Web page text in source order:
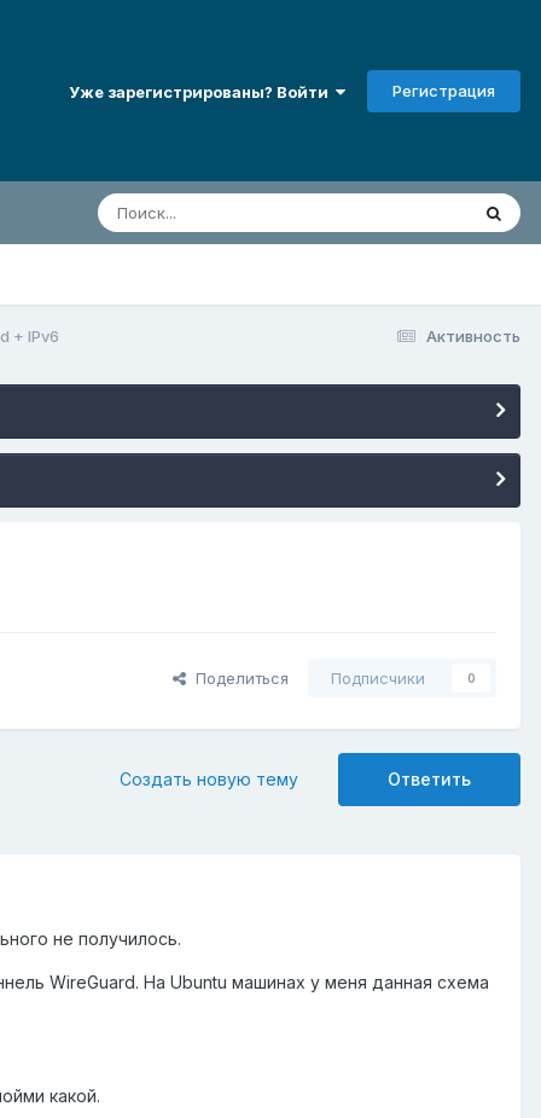
Уже зарегистрированы? Войти Регистрация
Активность
+ IPv6
Поделиться Подписчики 0
Ответить
Создать новую тему
не получилось.
WireGuard. На Ubuntu машинах у меня данная схема
какой.